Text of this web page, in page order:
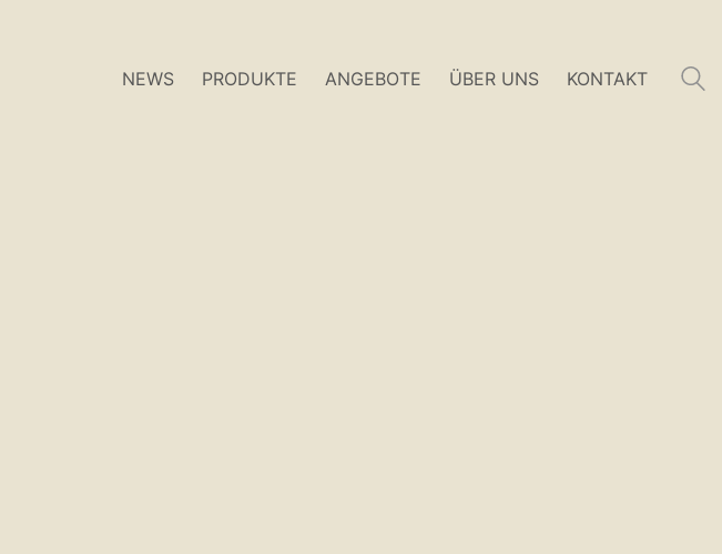
NEWS PRODUKTE ANGEBOTE ÜBER UNS KONTAKT